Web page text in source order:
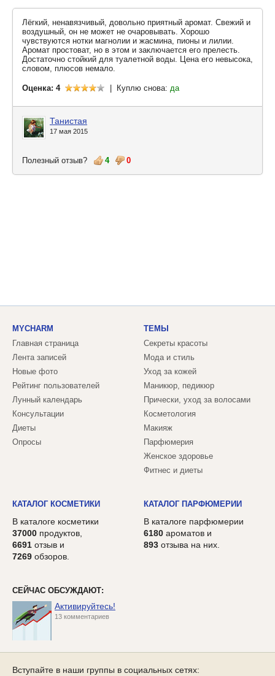
Лёгкий, ненавязчивый, довольно приятный аромат. Свежий и
воздушный, он не может не очаровывать. Хорошо
чувствуются нотки магнолии и жасмина, пионы и лилии.
Аромат простоват, но в этом и заключается его прелесть.
Достаточно стойкий для туалетной воды. Цена его невысока,
словом, плюсов немало.
Оценка: 4 | Куплю снова: да
Танистая
17 мая 2015
Полезный отзыв? 4 0
MYCHARM
Главная страница
Лента записей
Новые фото
Рейтинг пользователей
Лунный календарь
Консультации
Диеты
Опросы
ТЕМЫ
Секреты красоты
Мода и стиль
Уход за кожей
Маникюр, педикюр
Прически, уход за волосами
Косметология
Макияж
Парфюмерия
Женское здоровье
Фитнес и диеты
КАТАЛОГ КОСМЕТИКИ
В каталоге косметики
37000 продуктов,
6691 отзыв и
7269 обзоров.
КАТАЛОГ ПАРФЮМЕРИИ
В каталоге парфюмерии
6180 ароматов и
893 отзыва на них.
СЕЙЧАС ОБСУЖДАЮТ:
Активируйтесь!
13 комментариев
Вступайте в наши группы в социальных сетях: